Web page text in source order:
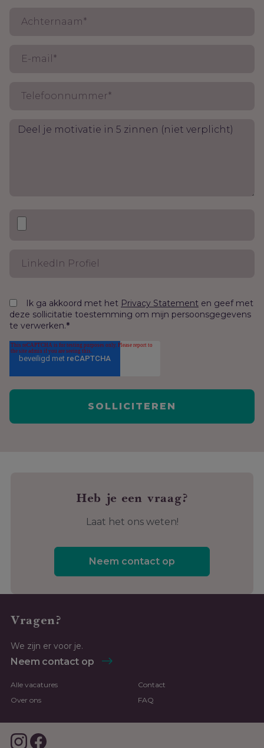
Ik ga akkoord met het Privacy Statement en geef met
deze sollicitatie toestemming om mijn persoonsgegevens
te verwerken.*
Heb je een vraag?
Laat het ons weten!
Neem contact op
Vragen?
We zijn er voor je.
Neem contact op
Alle vacatures
Contact
Over ons
FAQ